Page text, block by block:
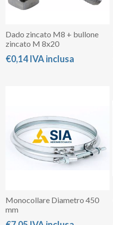
Dado zincato M8 + bullone
zincato M 8x20
€0,14 IVA inclusa
Monocollare Diametro 450
mm